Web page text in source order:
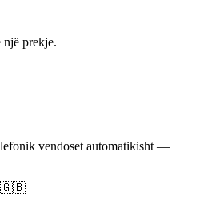
një prekje.
vendoset automatikisht —